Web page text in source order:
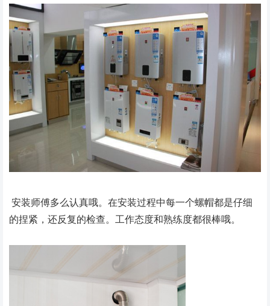
安装师傅多么认真哦。在安装过程中每一个螺帽都是仔细
的捏紧，还反复的检查。工作态度和熟练度都很棒哦。